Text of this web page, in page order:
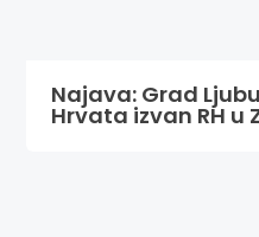
Najava: Grad
Hrvata izvan RH u